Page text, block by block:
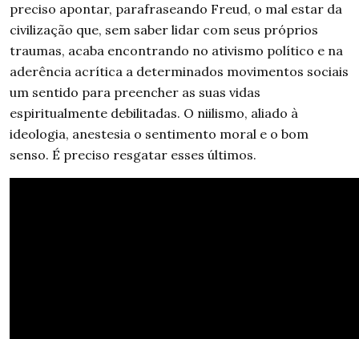
preciso apontar, parafraseando Freud, o mal estar da
civilização que, sem saber lidar com seus próprios
traumas, acaba encontrando no ativismo político e na
aderência acrítica a determinados movimentos sociais
um sentido para preencher as suas vidas
espiritualmente debilitadas. O niilismo, aliado à
ideologia, anestesia o sentimento moral e o bom
senso. É preciso resgatar esses últimos.